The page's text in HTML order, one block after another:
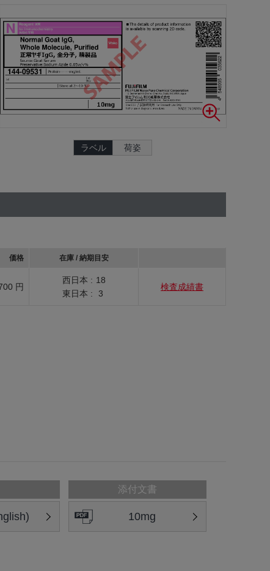
ラベル 荷姿
価格 在庫 / 納期目安
円
西日本 : 18
東日本 :
3
検査成績書
添付文書
10mg